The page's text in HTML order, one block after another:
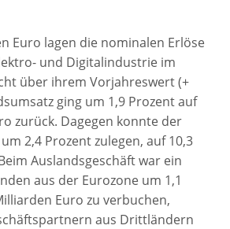
Euro lagen die nominalen Erlöse
und Digitalindustrie im
über ihrem Vorjahreswert (+
ging um 1,9 Prozent auf
zurück. Dagegen konnte der
2,4 Prozent zulegen, auf 10,3
Auslandsgeschäft war ein
aus der Eurozone um 1,1
Euro zu verbuchen,
aus Drittländern